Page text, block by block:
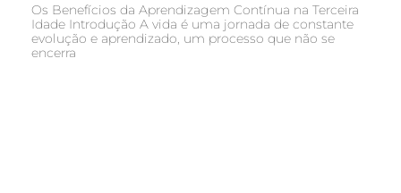
Os Benefícios da Aprendizagem Contínua na Terceira
Idade Introdução A vida é uma jornada de constante
evolução e aprendizado, um processo que não se
encerra